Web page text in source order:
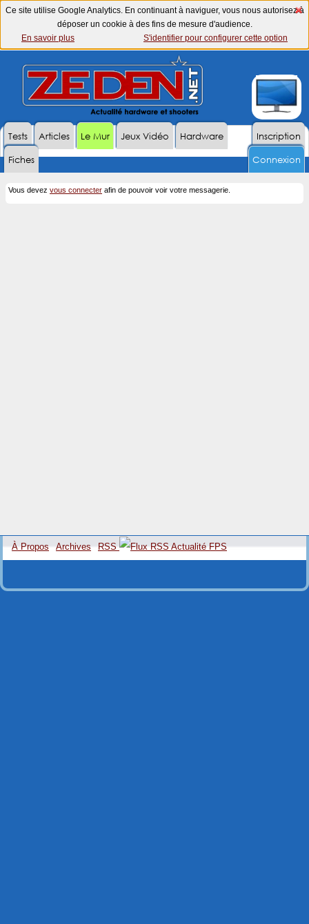
Ce site utilise Google Analytics. En continuant à naviguer, vous nous autorisez à
déposer un cookie à des fins de mesure d'audience.
En savoir plus
S'identifier pour configurer cette option
Inscription
Tests Articles Le Mur Jeux Vidéo
Hardware
Fiches
Connexion
Vous devez vous connecter afin de pouvoir voir votre messagerie.
À Propos Archives RSS